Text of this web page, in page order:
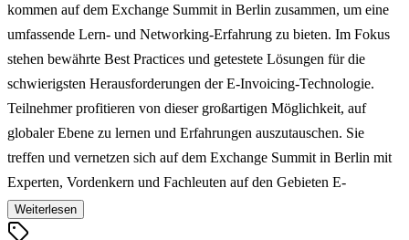
kommen auf dem Exchange Summit in Berlin zusammen, um eine
umfassende Lern- und Networking-Erfahrung zu bieten. Im Fokus
stehen bewährte Best Practices und getestete Lösungen für die
schwierigsten Herausforderungen der E-Invoicing-Technologie.
Teilnehmer profitieren von dieser großartigen Möglichkeit, auf
globaler Ebene zu lernen und Erfahrungen auszutauschen. Sie
treffen und vernetzen sich auf dem Exchange Summit in Berlin mit
Experten, Vordenkern und Fachleuten auf den Gebieten E-
Invoicing, Purchase-to-Pay, E-Procurement, Supply Chain Finance,
AR / AP.
Weiterlesen